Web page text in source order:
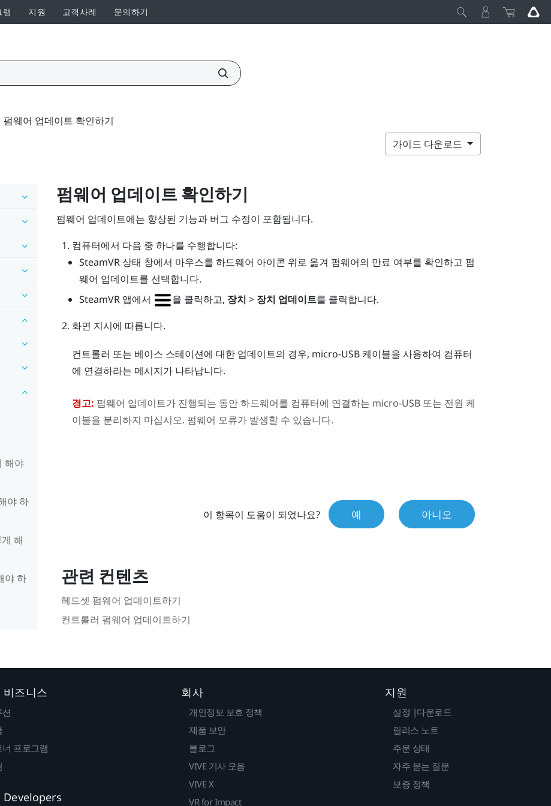
지원 고객사례 문의하기
펌웨어 업데이트 확인하기
가이드 다운로드
해야
야 하
해
야 하
펌웨어 업데이트 확인하기
펌웨어 업데이트에는 향상된 기능과 버그 수정이 포함됩니다.
컴퓨터에서 다음 중 하나를 수행합니다:
SteamVR상태 창에서 마우스를 하드웨어 아이콘 위로 옮겨 펌웨어의 만료 여부를 확인하고 펌
웨어 업데이트를 선택합니다.
SteamVR 앱에서 을 클릭하고, 장치 > 장치 업데이트를 클릭합니다.
화면 지시에 따릅니다.
컨트롤러 또는 베이스 스테이션에 대한 업데이트의 경우, micro-USB 케이블을 사용하여 컴퓨터
에 연결하라는 메시지가 나타납니다.
경고: 펌웨어 업데이트가 진행되는 동안 하드웨어를 컴퓨터에 연결하는 micro-USB 또는 전원 케
이블을 분리하지 마십시오. 펌웨어 오류가 발생할 수 있습니다.
이 항목이 도움이 되었나요? 예 아니오
관련 컨텐츠
헤드셋 펌웨어 업데이트하기
컨트롤러 펌웨어 업데이트하기
비즈니스
너 프로그램
Developers
회사
개인정보 보호 정책
제품 보안
블로그
VIVE 기사 모음
VIVE X
VR for Impact
지원
설정 |다운로드
릴리스 노트
주문 상태
자주 묻는 질문
보증 정책